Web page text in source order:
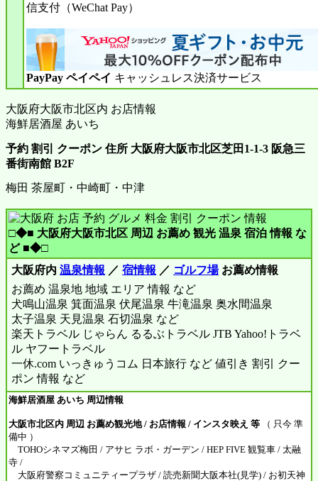
信支付（WeChat Pay）
PayPay ペイペイ キャッシュレス決済サービス
大阪府大阪市北区内 お店情報
海鮮居酒屋 あいち
予約 割引 クーポン 住所 大阪府大阪市北区芝田1-1-3 阪急三
番街南館 B2F
梅田 茶屋町・中崎町・中津
□◆■ 大阪府大阪市北区 周辺 お薦め 観光 温泉 宿泊 情報 な
ど ■◆□
大阪府内 温泉情報 ／ 宿情報 ／ ゴルフ場お薦め情報
お薦め 温泉地 地域 エリア 情報 など
犬鳴山温泉 箕面温泉 伏尾温泉 牛滝温泉 奥水間温泉
太子温泉 天見温泉 石切温泉 など
楽天トラベル じゃらん るるぶトラベル JTB Yahoo!トラベ
ル ヤフートラベル
一休.com いっきゅうコム 日本旅行 など 値引き 割引 クー
ポン 情報 など
海鮮居酒屋 あいち 周辺情報
大阪市北区内 周辺 お薦め観光地 / お店情報 / インスタ映え 等 （ 只今 準
備中 ）
TOHOシネマズ梅田 / アサヒ ラボ・ガーデン / HEP FIVE 観覧車 / 太融
寺 /
大阪府警察コミュニティープラザ / 読売新聞大阪本社(見学) / お初天神